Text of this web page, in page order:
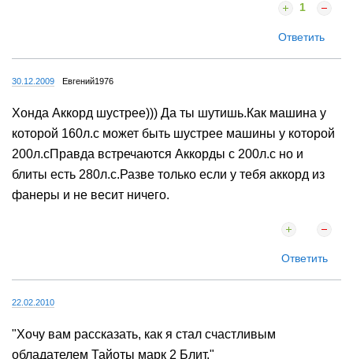
1
Ответить
30.12.2009 Евгений1976
Хонда Аккорд шустрее))) Да ты шутишь.Как машина у
которой 160л.с может быть шустрее машины у которой
200л.сПравда встречаются Аккорды с 200л.с но и
блиты есть 280л.с.Разве только если у тебя аккорд из
фанеры и не весит ничего.
Ответить
22.02.2010
"Хочу вам рассказать, как я стал счастливым
обладателем Тайоты марк 2 Блит."